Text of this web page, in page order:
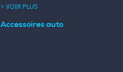
> VOIR PLUS
Accessoires auto